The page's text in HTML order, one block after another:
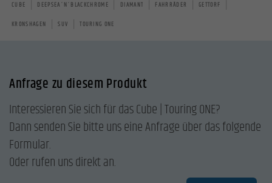
CUBE DEEPSEA´N´BLACKCHROME DIAMANT FAHRRÄDER GETTORF
KRONSHAGEN SUV TOURING ONE
Anfrage zu diesem Produkt
Interessieren Sie sich für das Cube | Touring ONE?
Dann senden Sie bitte uns eine Anfrage über das folgende
Formular.
Oder rufen uns direkt an.